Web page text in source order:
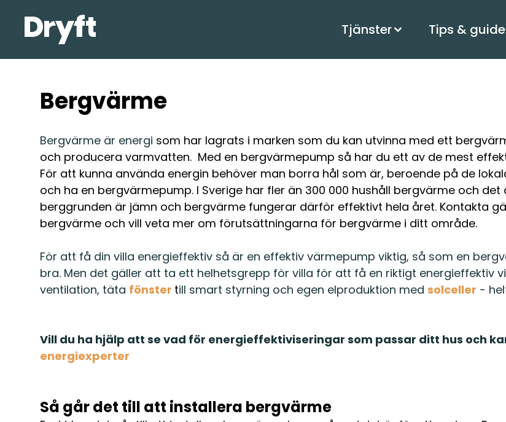
Tjänster Tips &
Bergvärme
Bergvärme är energi som har lagrats i marken som du kan utvinna med ett
och producera varmvatten. Med en bergvärmepump så har du ett av de mest
För att kunna använda energin behöver man borra hål som är, beroende på de
och ha en bergvärmepump. I Sverige har fler än 300 000 hushåll bergvärme och
berggrunden är jämn och bergvärme fungerar därför effektivt hela året. Kontakta
bergvärme och vill veta mer om förutsättningarna för bergvärme i ditt område.
För att få din villa energieffektiv så är en effektiv värmepump viktig, så som en
bra. Men det gäller att ta ett helhetsgrepp för villa för att få en riktigt energieffektiv
ventilation, täta fönster till smart styrning och egen elproduktion med solceller -
Vill du ha hjälp att se vad för energieffektiviseringar som passar ditt hus och
energiexperter
Så går det till att installera bergvärme